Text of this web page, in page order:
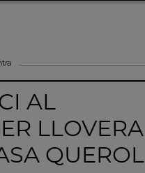
AL
QUEROL